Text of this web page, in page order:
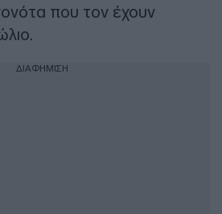
που τον έχουν
ΔΙΑΦΗΜΙΣΗ